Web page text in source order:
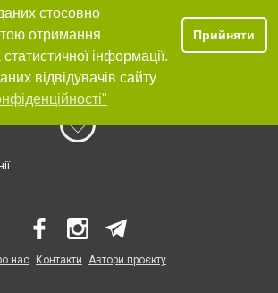
стосовно
отримання
інформації.
відвідувачів сайту
Прийняти
нас Контакти Автори проєкту